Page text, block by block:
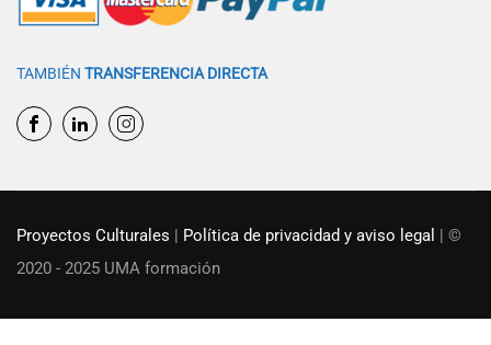
TAMBIÉN TRANSFERENCIA DIRECTA
Proyectos Culturales | Política de privacidad y aviso legal | ©
2020 - 2025 UMA formación